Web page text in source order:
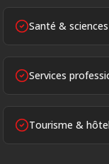
Santé &
Services
Tourisme &